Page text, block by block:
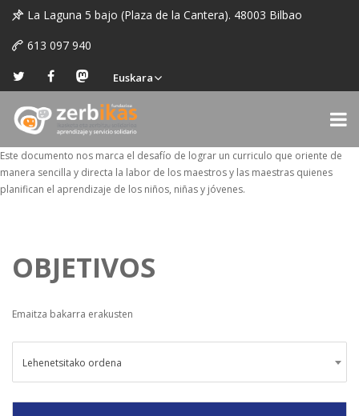
La Laguna 5 bajo (Plaza de la Cantera). 48003 Bilbao
613 097 940
Euskara
Este documento nos marca el desafío de lograr un curriculo que oriente de
manera sencilla y directa la labor de los maestros y las maestras quienes
planifican el aprendizaje de los niños, niñas y jóvenes.
OBJETIVOS
Emaitza bakarra erakusten
Lehenetsitako ordena